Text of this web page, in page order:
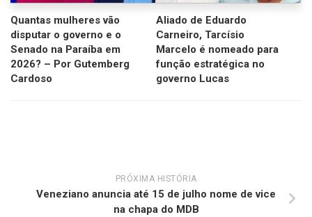
Quantas mulheres vão
disputar o governo e o
Senado na Paraíba em
2026? – Por Gutemberg
Cardoso
Aliado de Eduardo
Carneiro, Tarcísio
Marcelo é nomeado para
função estratégica no
governo Lucas
PRÓXIMA HISTÓRIA
Veneziano anuncia até 15 de julho nome de vice
na chapa do MDB